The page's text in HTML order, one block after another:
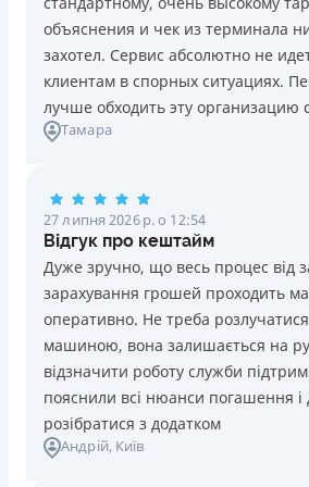
Ліцензія НБУ №10
Вся інформація про кредит
Знижена процентна ставка 0,01%
клієнтів на період від 3 до 30 днів
стандартна ставка 1%)
Запитуються лише дані паспорта,
банківської картки й телефону
Оформляються кредити онлайн
кредитною історією
Переказуються гроші на
після підписання електронного
кредиту
Даруються знижки до -99%
майбутні кредити згідно з
Програма лояльності для
Цілодобова підтримка в Viber,
Недоліки
Нема кредиту для юросіб (ФОП)
объяснения и чек из терминала
захотел. Сервис абсолютно не
клиентам в спорных ситуациях.
лучше обходить эту организацию
Тамара
27 липня 2026 р. о 12:54
Відгук про кештайм
Дуже зручно, що весь процес від
зарахування грошей проходить
оперативно. Не треба
машиною, вона залишається на
відзначити роботу служби
пояснили всі нюанси погашення і
розібратися з додатком
Андрій, Київ